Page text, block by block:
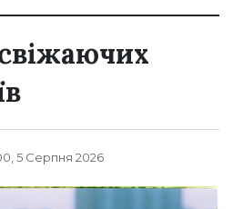
5 Серпня 2026